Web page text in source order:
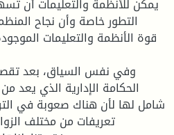
التطور خاصة وأن نجاح
قوة الأنظمة والتعليمات
الحكامة الإدارية الذي يعد
شامل لها لأن هناك صعوبة في
تعريفات من مختلف